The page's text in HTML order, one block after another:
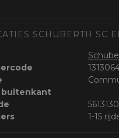
SCHUBERTH SC
buitenkant
1-15